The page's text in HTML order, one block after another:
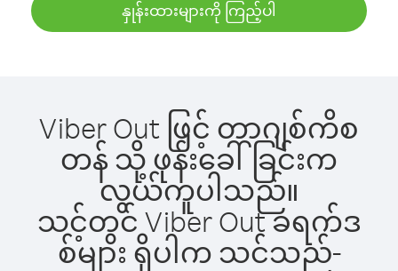
နှုန်းထားများကို ကြည့်ပါ
Viber Out ဖြင့် တာဂျစ်ကိစ
တန် သို့ ဖုန်းခေါ်ခြင်းက
လွယ်ကူပါသည်။
သင့်တွင် Viber Out ခရက်ဒ
စ်များ ရှိပါက သင်သည်-